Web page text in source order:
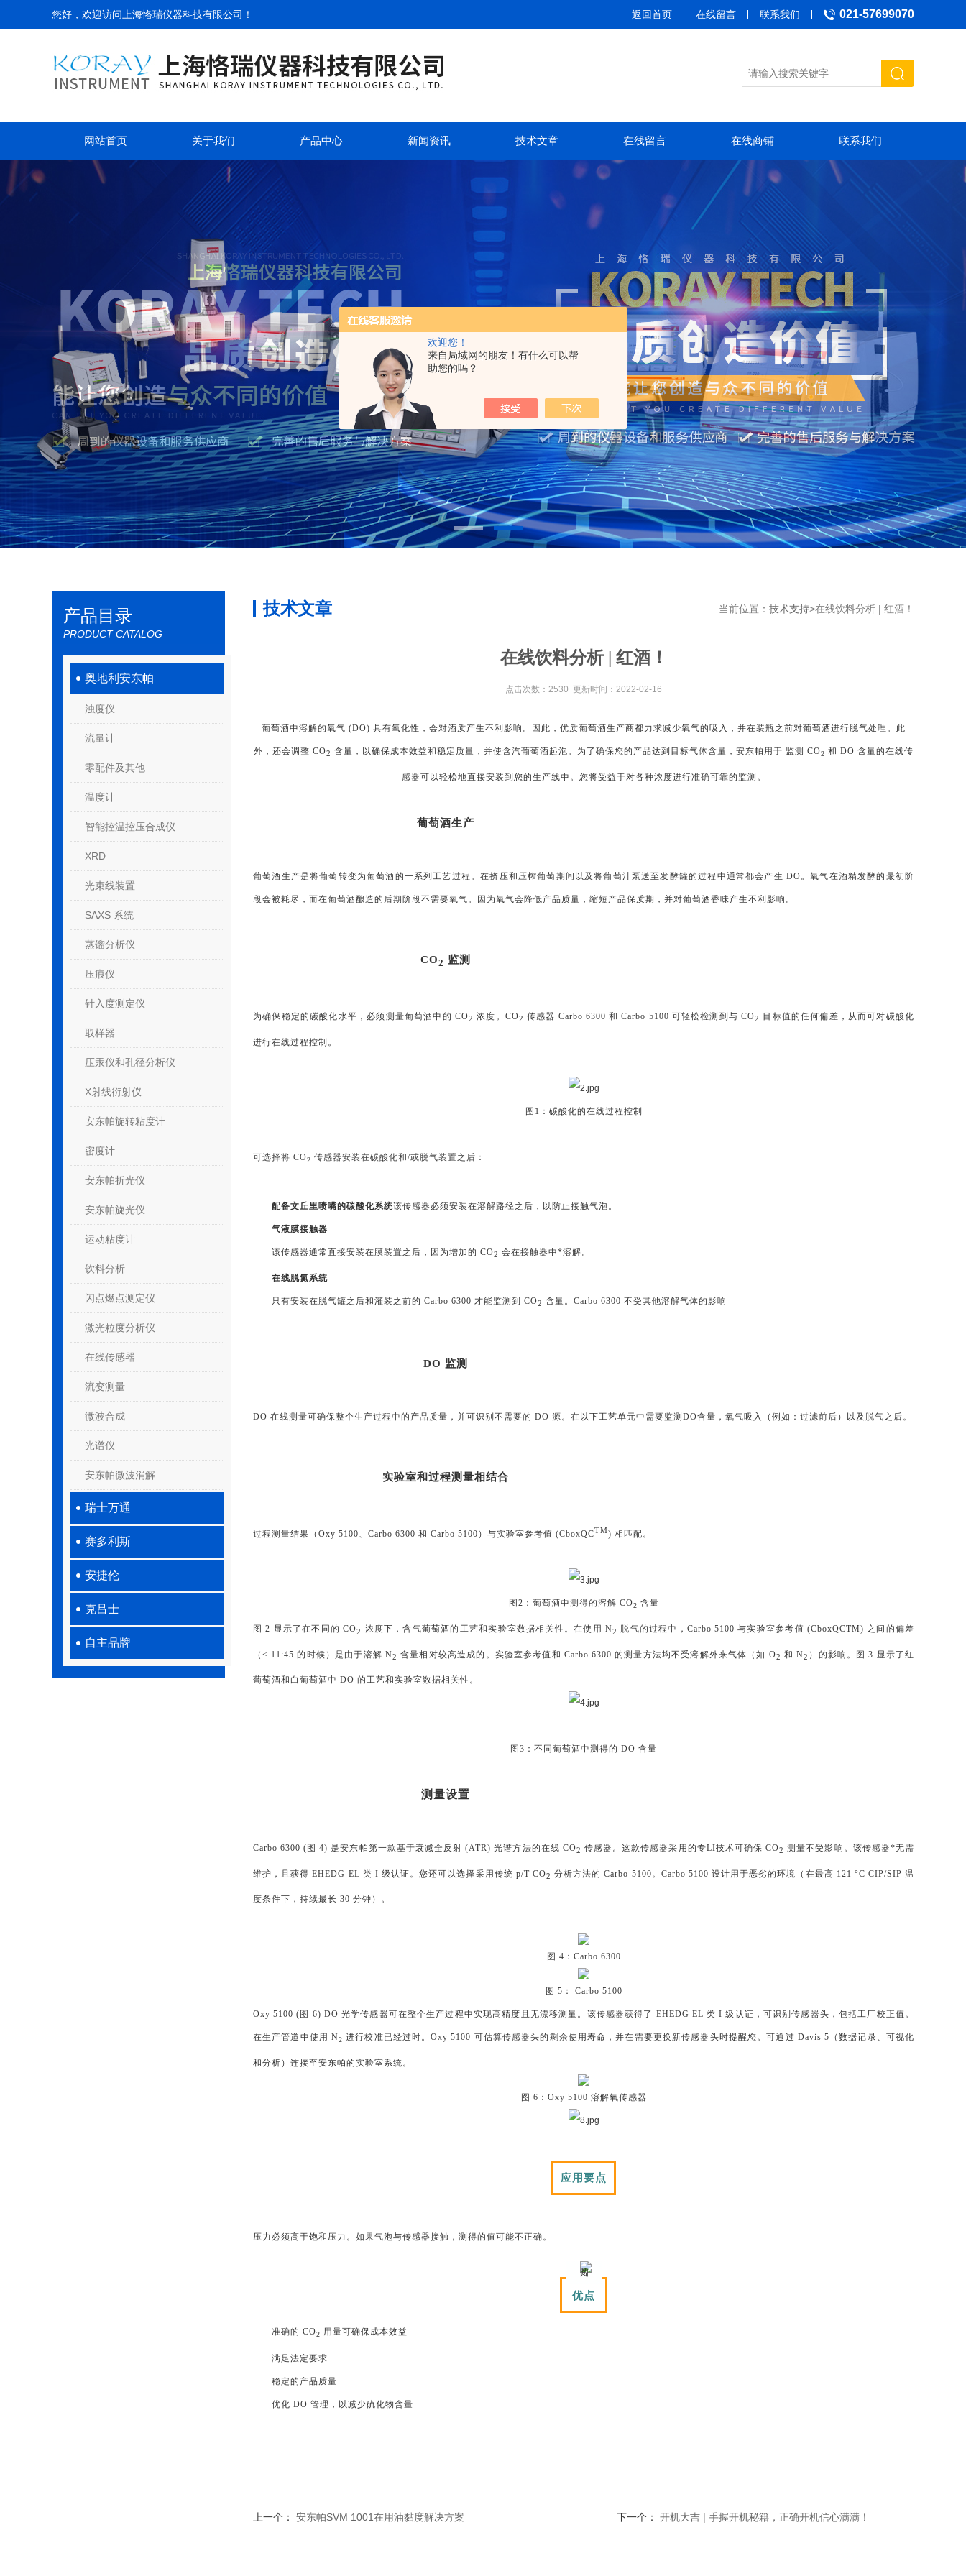
欢迎您！
来自局域网的朋友！有什么可以帮
助您的吗？
您好，欢迎访问 上海恪瑞仪器科技有限公司 ！ 021-57699070
返回首页 在线留言 联系我们
网站首页 关于我们 产品中心 新闻资讯 技术文章 在线留言 在线商铺 联系我们
产品目录
PRODUCT CATALOG
奥地利安东帕
浊度仪
流量计
零配件及其他
温度计
智能控温控压合成仪
XRD
光束线装置
SAXS 系统
蒸馏分析仪
压痕仪
针入度测定仪
取样器
压汞仪和孔径分析仪
X射线衍射仪
安东帕旋转粘度计
密度计
安东帕折光仪
安东帕旋光仪
运动粘度计
饮料分析
闪点燃点测定仪
激光粒度分析仪
在线传感器
流变测量
微波合成
光谱仪
安东帕微波消解
瑞士万通
赛多利斯
安捷伦
克吕士
自主品牌
技术文章 当前位置： 技术支持>在线饮料分析 | 红酒！
在线饮料分析 | 红酒！
点击次数：2530 更新时间：2022-02-16
葡萄酒中溶解的氧气 (DO) 具有氧化性，会对酒质产生不利影响。因此，优质葡萄酒生产商都力求减少氧气的吸入，并在装瓶之前对葡萄酒进行脱气处理。此
外，还会调整 CO2 含量，以确保成本效益和稳定质量，并使含汽葡萄酒起泡。为了确保您的产品达到目标气体含量，安东帕用于 监测 CO2 和 DO 含量的在线传
感器可以轻松地直接安装到您的生产线中。您将受益于对各种浓度进行准确可靠的监测。
葡萄酒生产
葡萄酒生产是将葡萄转变为葡萄酒的一系列工艺过程。在挤压和压榨葡萄期间以及将葡萄汁泵送至发酵罐的过程中通常都会产生 DO。氧气在酒精发酵的最初阶
段会被耗尽，而在葡萄酒酿造的后期阶段不需要氧气。因为氧气会降低产品质量，缩短产品保质期，并对葡萄酒香味产生不利影响。
CO2 监测
为确保稳定的碳酸化水平，必须测量葡萄酒中的 CO2 浓度。CO2 传感器 Carbo 6300 和 Carbo 5100 可轻松检测到与 CO2 目标值的任何偏差，从而可对碳酸化
进行在线过程控制。
图1：碳酸化的在线过程控制
可选择将 CO2 传感器安装在碳酸化和/或脱气装置之后：
配备文丘里喷嘴的碳酸化系统该传感器必须安装在溶解路径之后，以防止接触气泡。
气液膜接触器
该传感器通常直接安装在膜装置之后，因为增加的 CO2 会在接触器中*溶解。
在线脱氮系统
只有安装在脱气罐之后和灌装之前的 Carbo 6300 才能监测到 CO2 含量。Carbo 6300 不受其他溶解气体的影响
DO 监测
DO 在线测量可确保整个生产过程中的产品质量，并可识别不需要的 DO 源。在以下工艺单元中需要监测DO含量，氧气吸入（例如：过滤前后）以及脱气之后。
实验室和过程测量相结合
过程测量结果（Oxy 5100、Carbo 6300 和 Carbo 5100）与实验室参考值 (CboxQCTM) 相匹配。
图2：葡萄酒中测得的溶解 CO2 含量
图 2 显示了在不同的 CO2 浓度下，含气葡萄酒的工艺和实验室数据相关性。在使用 N2 脱气的过程中，Carbo 5100 与实验室参考值 (CboxQCTM) 之间的偏差
（< 11:45 的时候）是由于溶解 N2 含量相对较高造成的。实验室参考值和 Carbo 6300 的测量方法均不受溶解外来气体（如 O2 和 N2 ）的影响。图 3 显示了红
葡萄酒和白葡萄酒中 DO 的工艺和实验室数据相关性。
图3：不同葡萄酒中测得的 DO 含量
测量设置
Carbo 6300 (图 4) 是安东帕第一款基于衰减全反射 (ATR) 光谱方法的在线 CO2 传感器。这款传感器采用的专LI技术可确保 CO2 测量不受影响。该传感器*无需
维护，且获得 EHEDG EL 类 I 级认证。您还可以选择采用传统 p/T CO2 分析方法的 Carbo 5100。Carbo 5100 设计用于恶劣的环境（在最高 121 °C CIP/SIP 温
度条件下，持续最长 30 分钟）。
图 4：Carbo 6300
图 5： Carbo 5100
Oxy 5100 (图 6) DO 光学传感器可在整个生产过程中实现高精度且无漂移测量。该传感器获得了 EHEDG EL 类 I 级认证，可识别传感器头，包括工厂校正值。
在生产管道中使用 N2 进行校准已经过时。Oxy 5100 可估算传感器头的剩余使用寿命，并在需要更换新传感器头时提醒您。可通过 Davis 5（数据记录、可视化
和分析）连接至安东帕的实验室系统。
图 6：Oxy 5100 溶解氧传感器
应用要点
压力必须高于饱和压力。如果气泡与传感器接触，测得的值可能不正确。
优点
准确的 CO2 用量可确保成本效益
满足法定要求
稳定的产品质量
优化 DO 管理，以减少硫化物含量
上一个： 安东帕SVM 1001在用油黏度解决方案 下一个： 开机大吉 | 手握开机秘籍，正确开机信心满满！